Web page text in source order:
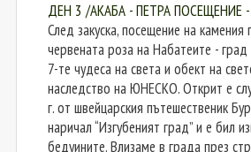
ДЕН 3 /АКАБА - ПЕТРА ПОСЕЩЕНИЕ
След закуска, посещение на камения
червената роза на Набатеите -
7-те чудеса на света и обект на
наследство на ЮНЕСКО. Открит е
г. от швейцарския пътешественик
наричал “Изгубеният град” и е бил
бедуините. Влизаме в града през